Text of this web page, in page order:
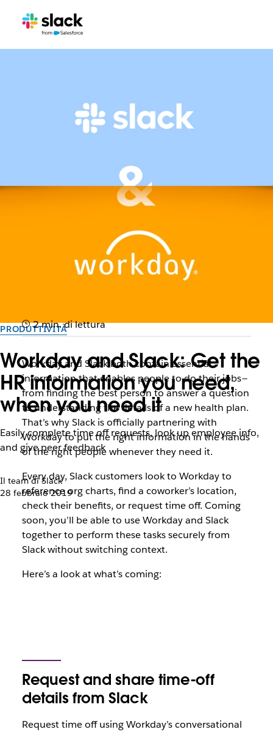
PRODUTTIVITÀ
Workday and Slack: Get the
HR information you need,
when you need it
Easily complete time off requests, look up employee info,
and give peer feedback
Il team di Slack
28 febbraio 2019
2 min. di lettura
Workday and Slack both contain essential
information that enables people to do their jobs —
from finding the best person to answer a question
to understanding the details of a new health plan.
That’s why Slack is officially partnering with
Workday to put the right information in the hands
of the right people whenever they need it.
Every day, Slack customers look to Workday to
reference org charts, find a coworker’s location,
check their benefits, or request time off. Coming
soon, you’ll be able to use Workday and Slack
together to perform these tasks securely from
Slack without switching context.
Here’s a look at what’s coming:
Request and share time-off
details from Slack
Request time off using Workday’s conversational